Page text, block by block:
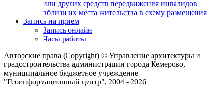
или других средств передвижения инвалидов
вблизи их места жительства в схему размещения
Запись на прием
Запись онлайн
Часы работы
Авторские права (Copyright) © Управление архитектуры и
градостроительства администрации города Кемерово,
муниципальное бюджетное учреждение
"Геоинформационный центр", 2004 - 2026